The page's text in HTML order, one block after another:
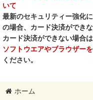
いて
最新のセキュリティー強化
の場合、カード決済ができ
カード決済ができない場合
ソフトウエアやブラウザー
ください。
ホーム